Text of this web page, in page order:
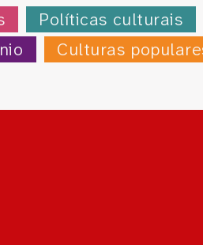
Políticas culturais
Culturas